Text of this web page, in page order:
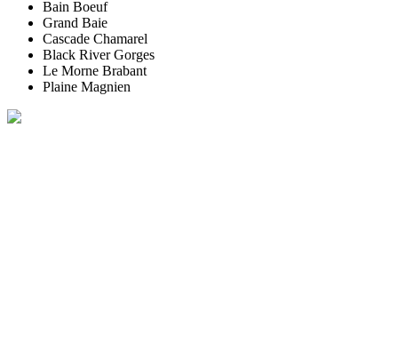
Bain Boeuf
Grand Baie
Cascade Chamarel
Black River Gorges
Le Morne Brabant
Plaine Magnien